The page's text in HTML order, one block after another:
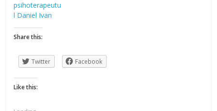
psihoterapeutu
l Daniel Ivan
Share this:
Twitter Facebook
Like this: